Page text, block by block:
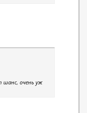
шанс, очень уж